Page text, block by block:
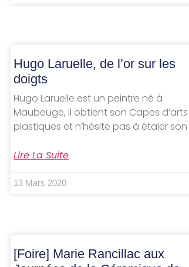
Hugo Laruelle, de l’or sur les
doigts
Hugo Laruelle est un peintre né à
Maubeuge, il obtient son Capes d’arts
plastiques et n’hésite pas à étaler son
Lire La Suite
13 Mars 2020
[Foire] Marie Rancillac aux